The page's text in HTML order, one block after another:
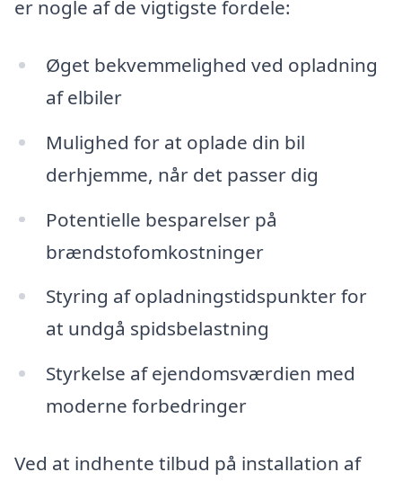
er nogle af de vigtigste fordele:
Øget bekvemmelighed ved opladning
af elbiler
Mulighed for at oplade din bil
derhjemme, når det passer dig
Potentielle besparelser på
brændstofomkostninger
Styring af opladningstidspunkter for
at undgå spidsbelastning
Styrkelse af ejendomsværdien med
moderne forbedringer
Ved at indhente tilbud på installation af